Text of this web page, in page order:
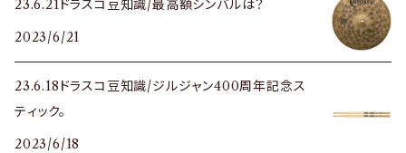
23.6.21ドラスコ豆知識/最高額シンバルは？
2023/6/21
23.6.18ドラスコ豆知識/ジルジャン400周年記念ス
ティック。
2023/6/18